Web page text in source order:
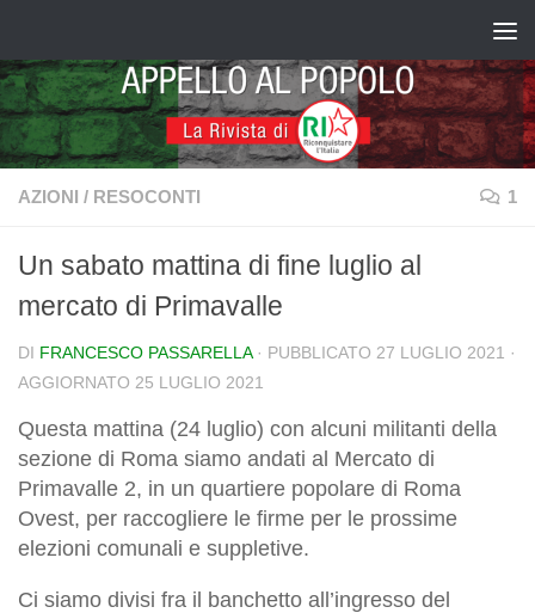
AZIONI / RESOCONTI 1
Un sabato mattina di fine luglio al
mercato di Primavalle
DI FRANCESCO PASSARELLA · PUBBLICATO 27 LUGLIO 2021 ·
AGGIORNATO 25 LUGLIO 2021
Questa mattina (24 luglio) con alcuni militanti della
sezione di Roma siamo andati al Mercato di
Primavalle 2, in un quartiere popolare di Roma
Ovest, per raccogliere le firme per le prossime
elezioni comunali e suppletive.
Ci siamo divisi fra il banchetto all’ingresso del